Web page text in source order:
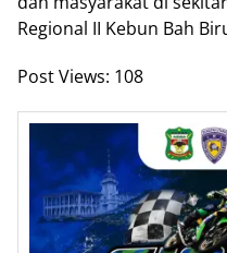
Regional II Kebun Bah
Post Views: 108